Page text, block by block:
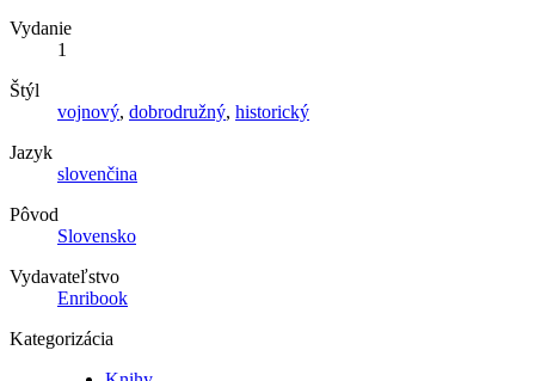
Vydanie
1
Štýl
vojnový, dobrodružný, historický
Jazyk
slovenčina
Pôvod
Slovensko
Vydavateľstvo
Enribook
Kategorizácia